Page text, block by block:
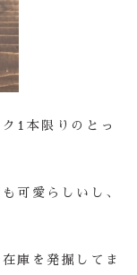
1本限りのとっ
可愛らしいし、
庫を発掘してま